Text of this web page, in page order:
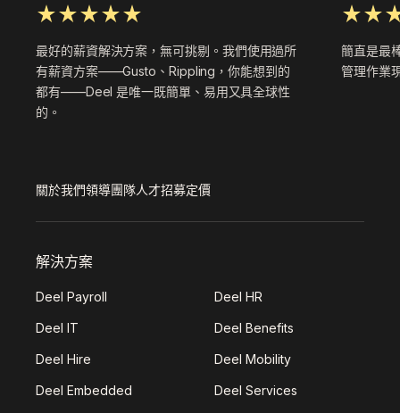
最好的薪資解決方案，無可挑剔。我們使用過所
有薪資方案——Gusto、Rippling，你能想到的
都有——Deel 是唯一既簡單、易用又具全球性
的。
簡直是最
管理作業
關於我們領導團隊人才招募定價
解決方案
Deel Payroll Deel HR
Deel IT Deel Benefits
Deel Hire Deel Mobility
Deel Embedded Deel Services